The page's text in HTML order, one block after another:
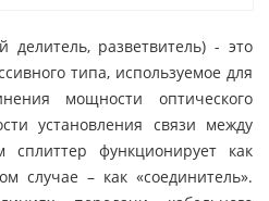
делитель, разветвитель) - это
типа, используемое для
мощности оптического
установления связи между
сплиттер функционирует как
случае – как «соединитель».